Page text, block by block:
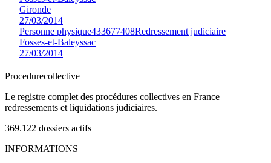
Gironde
27/03/2014
Personne physique433677408Redressement judiciaire
Fosses-et-Baleyssac
27/03/2014
Procedurecollective
Le registre complet des procédures collectives en France —
redressements et liquidations judiciaires.
369.122 dossiers actifs
INFORMATIONS